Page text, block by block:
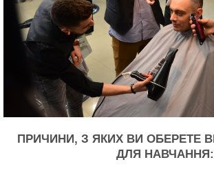
ПРИЧИНИ, З ЯКИХ ВИ ОБЕРЕТЕ
ДЛЯ НАВЧАННЯ: